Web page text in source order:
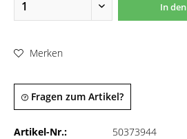
In den
Merken
Fragen zum Artikel?
Artikel-Nr.:
50373944